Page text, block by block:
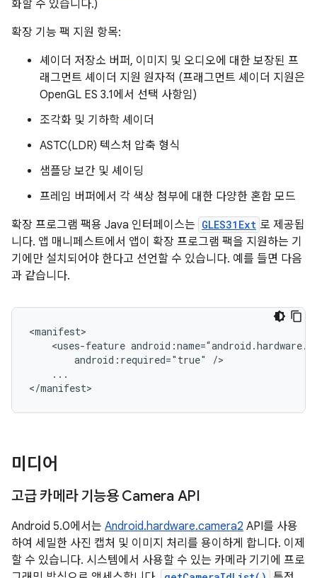
화할 수 있습니다.)
확장 기능 팩 지원 항목:
셰이더 저장소 버퍼, 이미지 및 오디오에 대한 보장된 프
래그먼트 셰이더 지원 원자적 (프래그먼트 셰이더 지원은
OpenGL ES 3.1에서 선택 사항임)
조각화 및 기하학 셰이더
ASTC(LDR) 텍스처 압축 형식
샘플당 보간 및 셰이딩
프레임 버퍼에서 각 색상 첨부에 대한 다양한 혼합 모드
확장 프로그램 팩용 Java 인터페이스는 GLES31Ext 로 제공됩
니다. 앱 매니페스트에서 앱이 확장 프로그램 팩을 지원하는 기
기에만 설치되어야 한다고 선언할 수 있습니다. 예를 들면 다음
과 같습니다.
<manifest>
<uses-feature
        android:required="true" />
    ...
</manifest>
미디어
고급 카메라 기능용 Camera API
Android 5.0에서는 Android.hardware.camera2 API를 사용
하여 세밀한 사진 캡처 및 이미지 처리를 용이하게 합니다. 이제
할 수 있습니다. 시스템에서 사용할 수 있는 카메라 기기에 프로